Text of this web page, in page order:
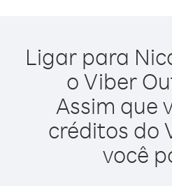
Ligar para
o Viber
Assim que
créditos do
você